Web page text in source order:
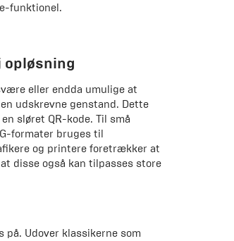
funktionel.
opløsning
eller endda umulige at
udskrevne genstand. Dette
sløret QR-kode. Til små
formater bruges til
og printere foretrækker at
disse også kan tilpasses store
Udover klassikerne som